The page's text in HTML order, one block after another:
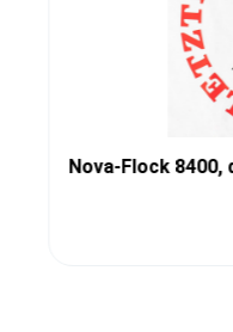
Nova-Flock 8400,